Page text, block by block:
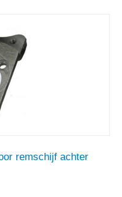
remschijf achter